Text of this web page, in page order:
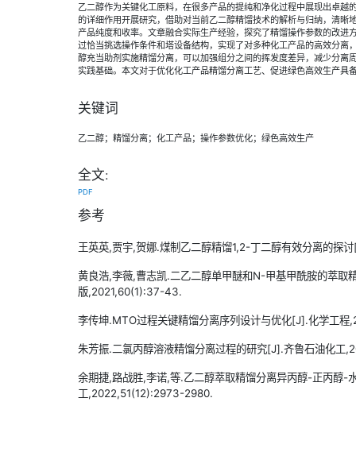
乙二醇作为关键化工原料，在很多产品的提纯和净化过程中展现出卓
的详细作用开展研究，借助对当前乙二醇精馏技术的解析与归纳，清
产品纯度和收率。文章融合实际生产经验，探究了精馏操作参数的改进
过恰当挑选操作条件和塔设备结构，实现了对多种化工产品的高效分离
醇充当助剂实施精馏分离，可以加强组分之间的挥发度差异，减少分离
实践基础。本文对于优化化工产品精馏分离工艺、促进绿色高效生产具
关键词
乙二醇；精馏分离；化工产品；操作参数优化；绿色高效生产
全文:
PDF
参考
王英英,贾宇,贺娜.煤制乙二醇精馏1,2-丁二醇有效分离的探
黄良浩,李薇,曹志凯.二乙二醇单甲醚和N-甲基甲酰胺的萃取
版,2021,60(1):37-43.
李传坤.MTO过程关键精馏分离序列设计与优化[J].化学工
朱芳振.二氯丙醇溶液精馏分离过程的研究[J].齐鲁石油化工
余期捷,路战胜,李诺,等.乙二醇萃取精馏分离异丙醇-正丙醇-
工,2022,51(12):2973-2980.